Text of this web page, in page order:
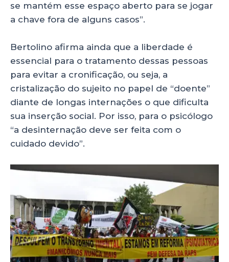
se mantém esse espaço aberto para se jogar
a chave fora de alguns casos”.
Bertolino afirma ainda que a liberdade é
essencial para o tratamento dessas pessoas
para evitar a cronificação, ou seja, a
cristalização do sujeito no papel de “doente”
diante de longas internações o que dificulta
sua inserção social. Por isso, para o psicólogo
“a desinternação deve ser feita com o
cuidado devido”.